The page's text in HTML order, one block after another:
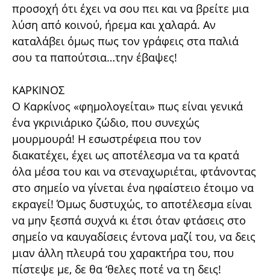
προσοχή ότι έχει να σου πει και να βρείτε μια
λύση από κοινού, ήρεμα και χαλαρά. Αν
καταλάβει όμως πως τον γράφεις στα παλιά
σου τα παπούτσια…την έβαψες!
ΚΑΡΚΙΝΟΣ
Ο Καρκίνος «φημολογείται» πως είναι γενικά
ένα γκρινιάρικο ζώδιο, που συνεχώς
μουρμουρά! Η εσωστρέφεια που τον
διακατέχει, έχει ως αποτέλεσμα να τα κρατά
όλα μέσα του και να στεναχωριέται, φτάνοντας
στο σημείο να γίνεται ένα ηφαίστειο έτοιμο να
εκραγεί! Όμως δυστυχώς, το αποτέλεσμα είναι
να μην ξεσπά συχνά κι έτσι όταν φτάσεις στο
σημείο να καυγαδίσεις έντονα μαζί του, να δεις
μιαν άλλη πλευρά του χαρακτήρα του, που
πίστεψε με, δε θα ‘θελες ποτέ να τη δεις!